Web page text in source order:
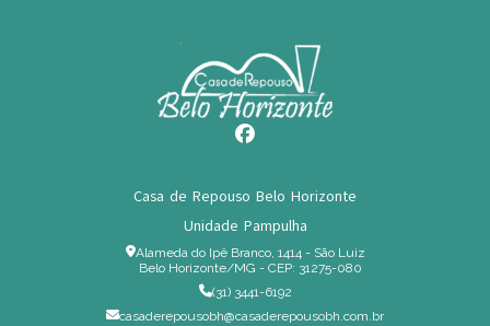
Casa de Repouso Belo Horizonte
Unidade Pampulha
Alameda do Ipê Branco, 1414 - São Luiz
Belo Horizonte/MG - CEP: 31275-080
(31) 3441-6192
casaderepousobh@casaderepousobh.com.br